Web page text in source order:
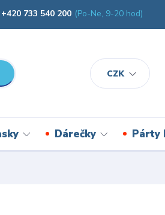
CZK
+420 733 540 200 (Po-Ne, 9-20 hod)
Dárečky Párty